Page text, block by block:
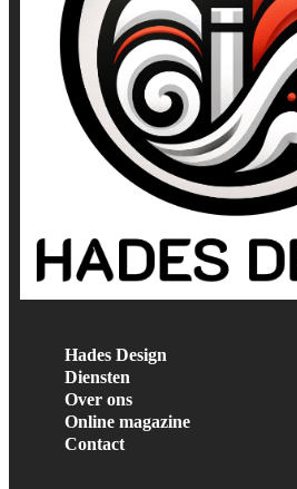
Hades Design
Diensten
Over ons
Online magazine
Contact